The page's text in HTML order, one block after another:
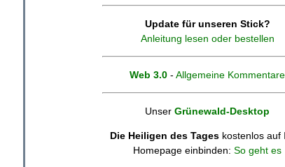
Update für unseren Stick?
Anleitung lesen oder bestellen
Web 3.0 - Allgemeine Kommentare
Unser Grünewald-Desktop
Die Heiligen des Tages kostenlos auf
Homepage einbinden: So geht es